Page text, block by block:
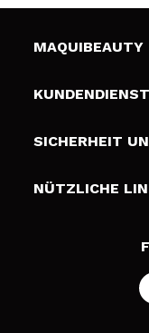
MAQUIBEAUTY
Über uns
KUNDENDIENST
Liefer- und
Zahlung
SICHERHEIT
Bedingungen
NÜTZLICHE